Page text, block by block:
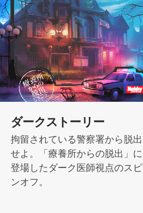
ダークストーリー
拘留されている警察署から脱出
せよ。「療養所からの脱出」に
登場したダーク医師視点のスピ
ンオフ。